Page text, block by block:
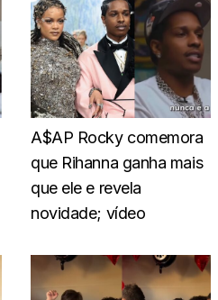
A$AP Rocky comemora
que Rihanna ganha mais
que ele e revela
novidade; vídeo